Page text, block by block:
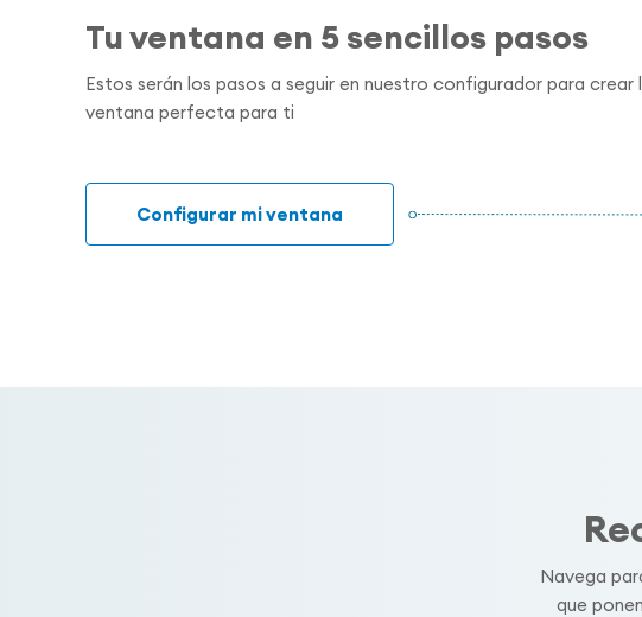
Tu ventana en 5 sencillos pasos
Estos serán los pasos a seguir en nuestro configurador para crear
ventana perfecta para ti
Configurar mi ventana
Navega
que